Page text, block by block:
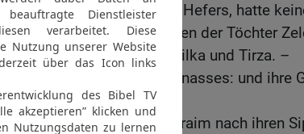
33 Und Zelofhad, der Sohn Hefers, hatte
{nur} Töchter; und die Namen der Töchter
Machla und Noa, Hogla, Milka und Tirza. –
Das sind die Sippen Manasses: und ihre
52700.
35 Das sind die Söhne Ephraim nach ihren